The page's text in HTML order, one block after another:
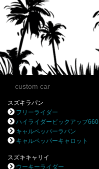
custom car
スズキラパン
フリーライダー
ハイライダーピックアップ660
キャルペッパーラパン
キャルペッパーキャロット
スズキキャリイ
ウーキーライダー